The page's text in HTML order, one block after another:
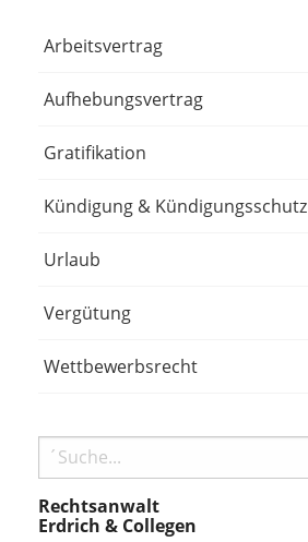
Arbeitsvertrag
Aufhebungsvertrag
Gratifikation
Kündigung & Kündigungsschutz
Urlaub
Vergütung
Wettbewerbsrecht
Rechtsanwalt
Erdrich & Collegen